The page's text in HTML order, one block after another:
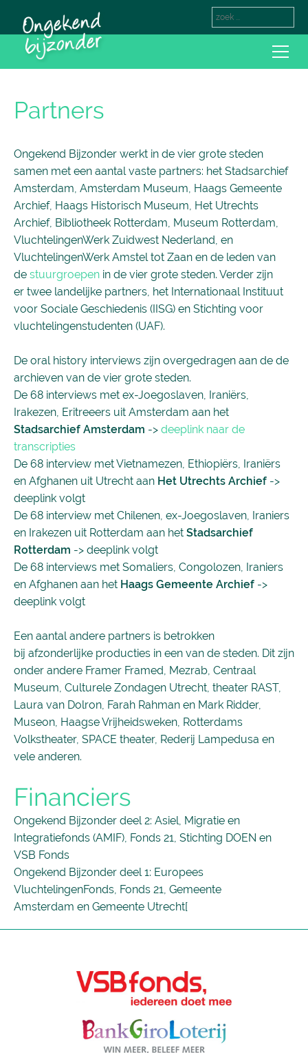
Partners
Ongekend Bijzonder werkt in de vier grote steden
samen met een aantal vaste partners: het Stadsarchief
Amsterdam, Amsterdam Museum, Haags Gemeente
Archief, Haags Historisch Museum, Het Utrechts
Archief, Bibliotheek Rotterdam, Museum Rotterdam,
VluchtelingenWerk Zuidwest Nederland, en
VluchtelingenWerk Amstel tot Zaan en de leden van
de stuurgroepen in de vier grote steden. Verder zijn
er twee landelijke partners, het Internationaal Instituut
voor Sociale Geschiedenis (IISG) en Stichting voor
vluchtelingenstudenten (UAF).
De oral history interviews zijn overgedragen aan de de
archieven van de vier grote steden.
De 68 interviews met ex-Joegoslaven, Iraniërs,
Irakezen, Eritreeers uit Amsterdam aan het
Stadsarchief Amsterdam -> deeplink naar de
transcripties
De 68 interview met Vietnamezen, Ethiopiërs, Iraniërs
en Afghanen uit Utrecht aan Het Utrechts Archief ->
deeplink volgt
De 68 interview met Chilenen, ex-Joegoslaven, Iraniers
en Irakezen uit Rotterdam aan het Stadsarchief
Rotterdam -> deeplink volgt
De 68 interviews met Somaliers, Congolozen, Iraniers
en Afghanen aan het Haags Gemeente Archief ->
deeplink volgt
Een aantal andere partners is betrokken
bij afzonderlijke producties in een van de steden. Dit zijn
onder andere Framer Framed, Mezrab, Centraal
Museum, Culturele Zondagen Utrecht, theater RAST,
Laura van Dolron, Farah Rahman en Mark Ridder,
Museon, Haagse Vrijheidsweken, Rotterdams
Volkstheater, SPACE theater, Rederij Lampedusa en
vele anderen.
Financiers
Ongekend Bijzonder deel 2: Asiel, Migratie en
Integratiefonds (AMIF), Fonds 21, Stichting DOEN en
VSB Fonds
Ongekend Bijzonder deel 1: Europees
VluchtelingenFonds, Fonds 21, Gemeente
Amsterdam en Gemeente Utrecht[